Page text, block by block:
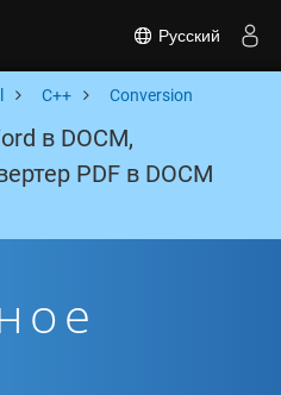
Русский
C++ Conversion
в DOCM,
PDF в DOCM